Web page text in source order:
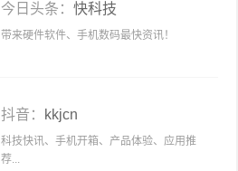
今日头条： 快科技
带来硬件软件、手机数码最快资讯！
抖音： kkjcn
科技快讯、手机开箱、产品体验、应用推
荐...